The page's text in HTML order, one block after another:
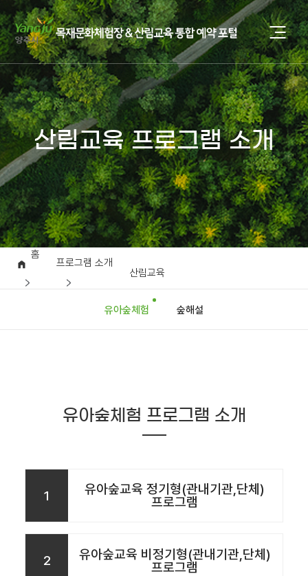
산림교육 프로그램 소개
홈
프로그램 소개
산림교육
유아숲체험 숲해설
유아숲체험 프로그램 소개
1
유아숲교육 정기형(관내기관,단체)
프로그램
2
유아숲교육 비정기형(관내기관,단체)
프로그램